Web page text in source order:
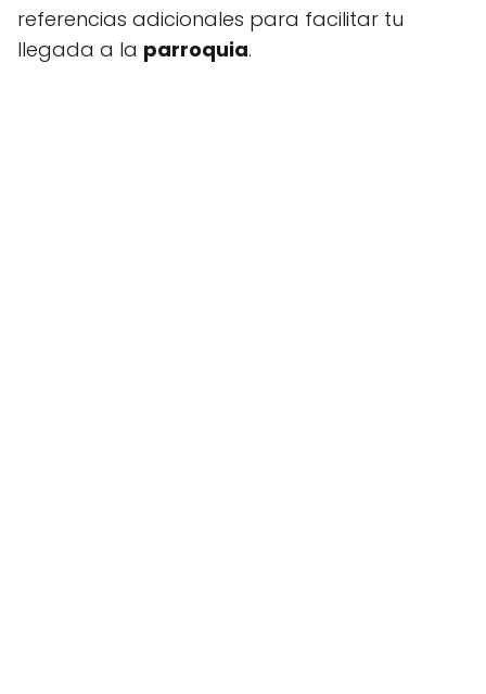
referencias adicionales para facilitar tu
llegada a la parroquia.